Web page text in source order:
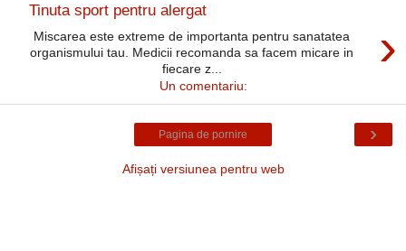
Tinuta sport pentru alergat
›
Miscarea este extreme de importanta pentru sanatatea
organismului tau. Medicii recomanda sa facem micare in
fiecare z...
Un comentariu:
›
Pagina de pornire
Afișați versiunea pentru web